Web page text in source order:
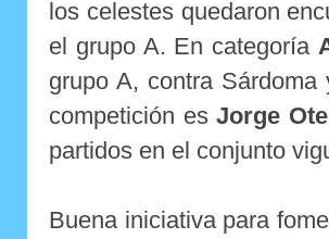
los celestes quedaron
el grupo A. En categoría
grupo A, contra
competición esJorge
partidos en el conjunto
Buena iniciativa para